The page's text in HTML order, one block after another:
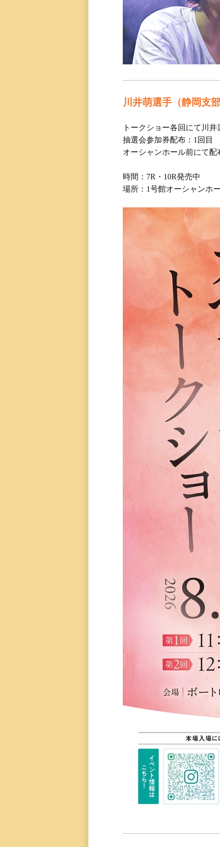
川井萌選手（静岡支
トークショー各回にて川
抽選会参加券配布：1回目
オーシャンホール前にて配
時間：7R・10R発売中
場所：1号館オーシャンホ